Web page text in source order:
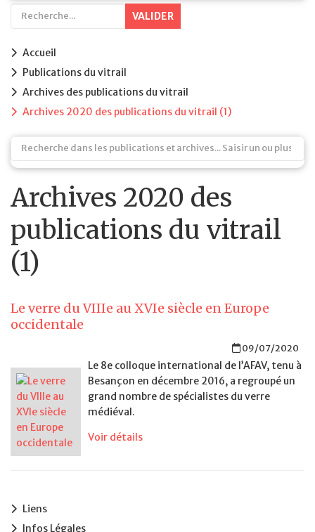
VALIDER
Accueil
Publications du vitrail
Archives des publications du vitrail
Archives 2020 des publications du vitrail (1)
Archives 2020 des
publications du vitrail
(1)
Le verre du VIIIe au XVIe siècle en Europe
occidentale
09/07/2020
Le 8e colloque international de l’AFAV, tenu à
Besançon en décembre 2016, a regroupé un
grand nombre de spécialistes du verre
médiéval.
Voir détails
Liens
Infos Légales